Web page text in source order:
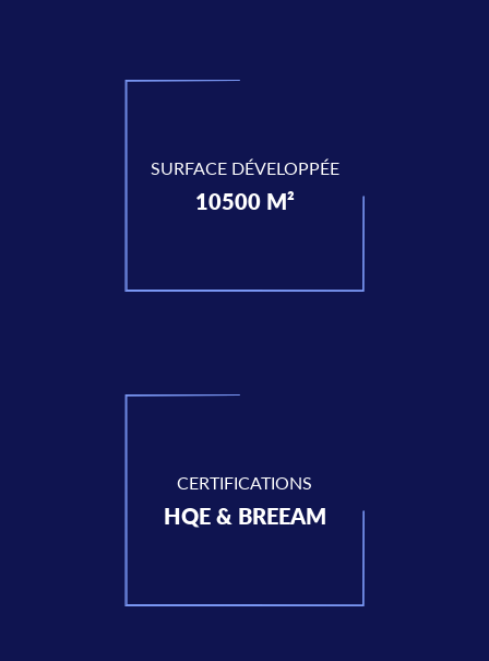
SURFACE DÉVELOPPÉE
10500 M²
CERTIFICATIONS
HQE & BREEAM